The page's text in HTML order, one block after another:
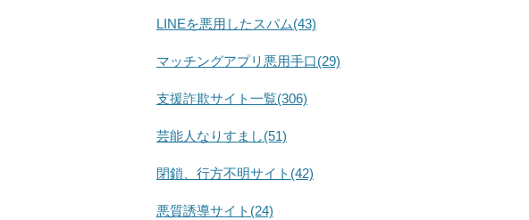
LINEを悪用したスパム(43)
マッチングアプリ悪用手口(29)
支援詐欺サイト一覧(306)
芸能人なりすまし(51)
閉鎖、行方不明サイト(42)
悪質誘導サイト(24)